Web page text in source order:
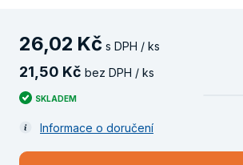
26,02 Kč s DPH / ks
21 50 Kč bez DPH / ks
SKLADEM
Informace o doručení